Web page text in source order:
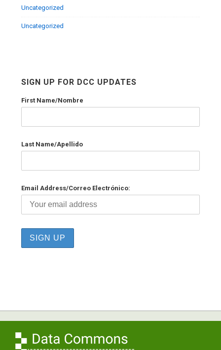
Uncategorized
Uncategorized
SIGN UP FOR DCC UPDATES
First Name/Nombre
Last Name/Apellido
Email Address/Correo Electrónico: